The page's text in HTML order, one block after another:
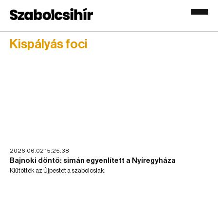
Kispályás foci
2026.06.02 15:25:38
Bajnoki döntő: simán egyenlített a Nyíregyháza
Kiütötték az Újpestet a szabolcsiak.